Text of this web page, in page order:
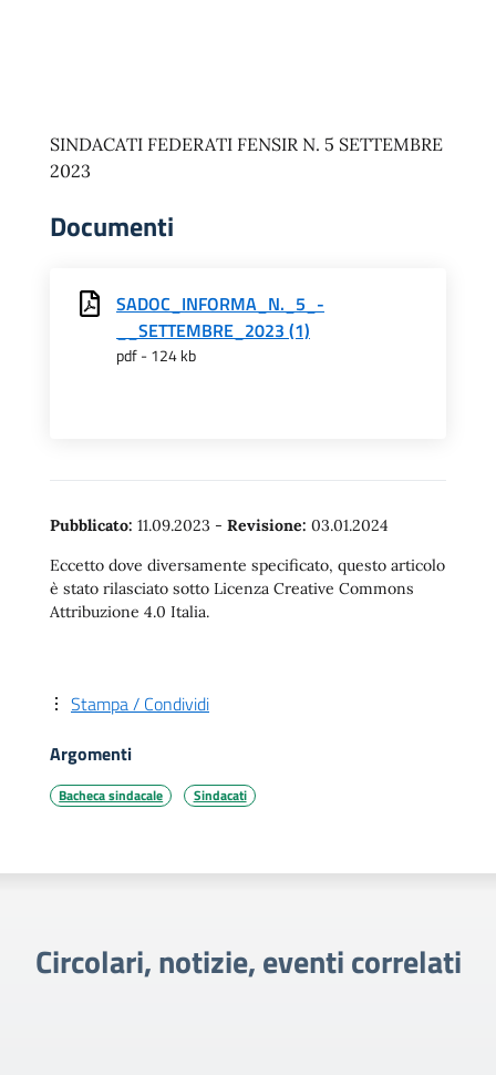
SINDACATI FEDERATI FENSIR N. 5 SETTEMBRE
2023
Documenti
SADOC_INFORMA_N._5_-
__SETTEMBRE_2023 (1)
pdf - 124 kb
Pubblicato: 11.09.2023 - Revisione: 03.01.2024
Eccetto dove diversamente specificato, questo articolo
è stato rilasciato sotto Licenza Creative Commons
Attribuzione 4.0 Italia.
Stampa / Condividi
Argomenti
Bacheca sindacale Sindacati
Circolari, notizie, eventi correlati